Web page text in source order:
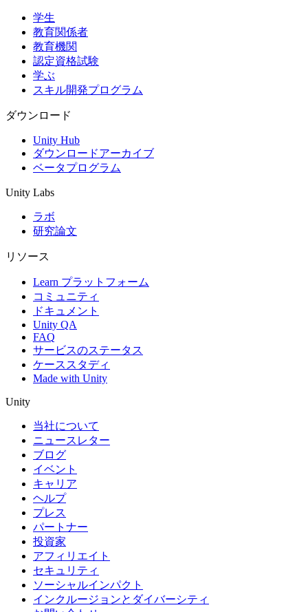
インディーゲーム
少人数のチームで大規模なゲームを開発する
XR ゲーム
XR ゲームを複数プラットフォーム向けにローンチする
マルチプレイヤーゲーム
マルチプレイヤーゲーム制作を簡素化
学生
教育関係者
教育機関
認定資格試験
学ぶ
スキル開発プログラム
ダウンロード
Unity Hub
ダウンロードアーカイブ
ベータプログラム
Unity Labs
ラボ
研究論文
リソース
Learn プラットフォーム
コミュニティ
ドキュメント
Unity QA
FAQ
サービスのステータス
ケーススタディ
Made with Unity
Unity
当社について
ニュースレター
ブログ
イベント
キャリア
ヘルプ
プレス
パートナー
投資家
アフィリエイト
セキュリティ
ソーシャルインパクト
インクルージョンとダイバーシティ